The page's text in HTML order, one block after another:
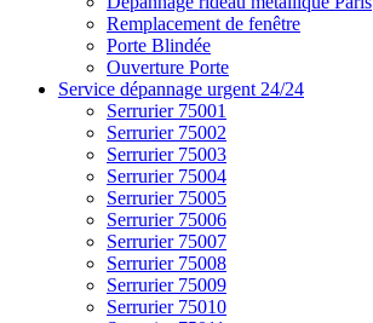
Remplacement de fenêtre
Porte Blindée
Ouverture Porte
Service dépannage urgent 24/24
Serrurier 75001
Serrurier 75002
Serrurier 75003
Serrurier 75004
Serrurier 75005
Serrurier 75006
Serrurier 75007
Serrurier 75008
Serrurier 75009
Serrurier 75010